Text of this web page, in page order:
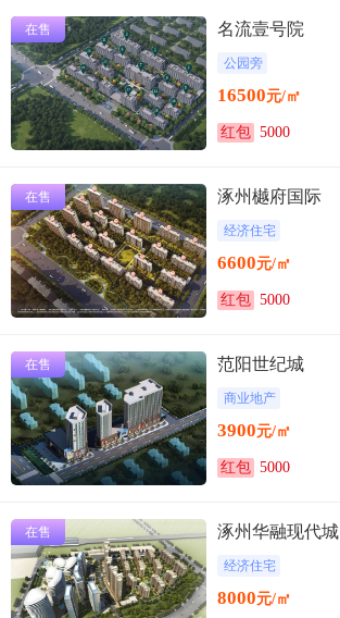
在售 名流壹号院
公园旁
16500元/㎡
红包 5000
在售 涿州樾府国际
经济住宅
6600元/㎡
红包 5000
在售 范阳世纪城
商业地产
3900元/㎡
红包 5000
在售 涿州华融现代城
经济住宅
8000元/㎡